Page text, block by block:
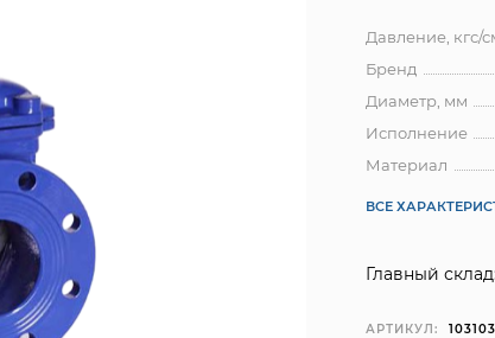
Давление, кгс/
Бренд
Диаметр, мм
Исполнение
Материал
ВСЕ
Главный
АРТИКУЛ: